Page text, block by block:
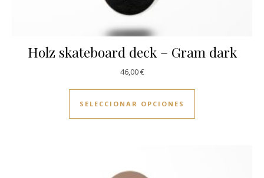
Holz skateboard deck – Gram dark
46,00€
SELECCIONAR OPCIONES
Este producto